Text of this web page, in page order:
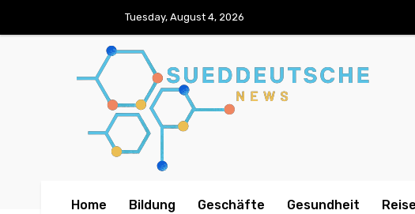
Tuesday, August 4, 2026
Home Bildung Geschäfte Gesundheit